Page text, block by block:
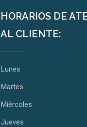
HORARIOS DE
AL CLIENTE:
Lunes
Martes
Miércoles
Jueves